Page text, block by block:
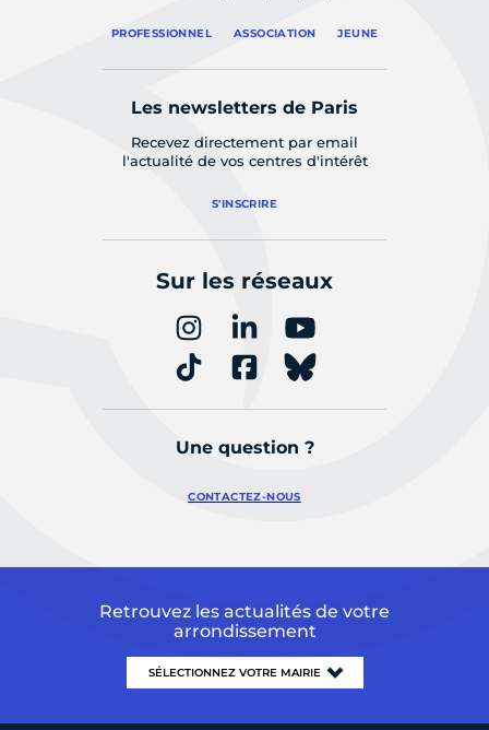
PROFESSIONNEL ASSOCIATION JEUNE
Les newsletters de Paris
Recevez directement par email
l'actualité de vos centres d'intérêt
S'INSCRIRE
Sur les réseaux
Une question ?
CONTACTEZ-NOUS
Retrouvez les actualités de votre
arrondissement